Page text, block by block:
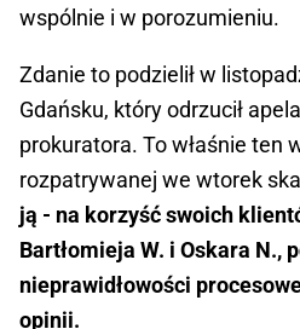
wspólnie i w porozumieniu.
Zdanie to podzielił w
Gdańsku, który odrzucił
prokuratora. To właśnie ten
rozpatrywanej we wtorek
ją - na korzyść swoich
Bartłomieja W. i Oskara N.,
nieprawidłowości
opinii.